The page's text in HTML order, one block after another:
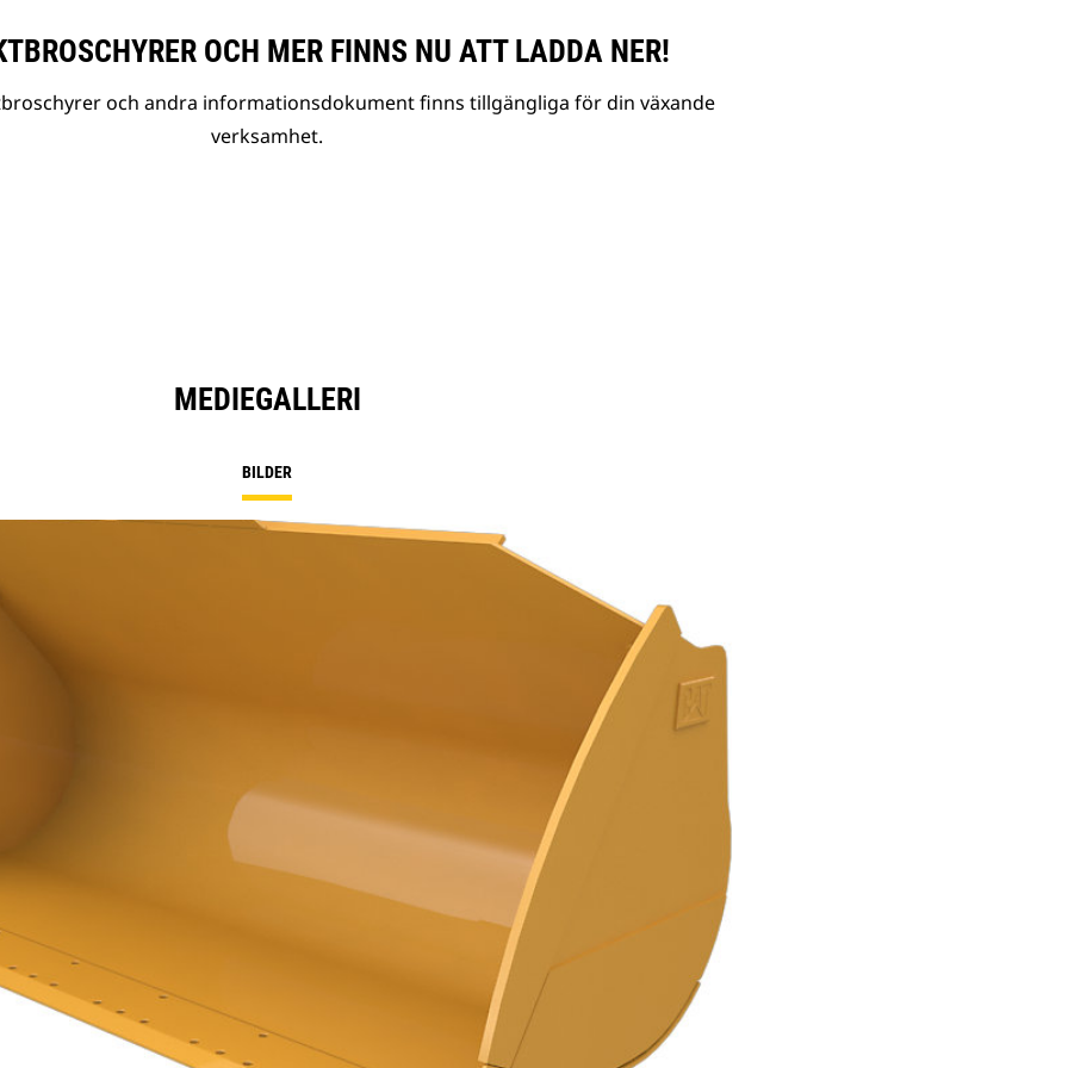
OCH MER FINNS NU ATT LADDA NER!
och andra informationsdokument finns tillgängliga för din växande
verksamhet.
MEDIEGALLERI
BILDER